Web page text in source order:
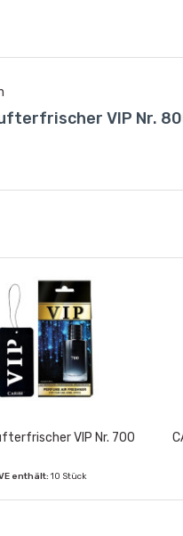
VIP Nr.
VIP Nr. 700
enthält: 10 Stück